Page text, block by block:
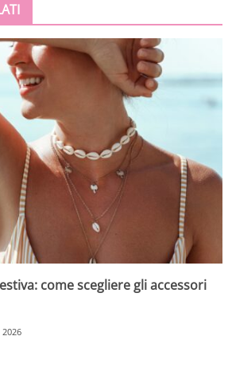
come scegliere gli accessori